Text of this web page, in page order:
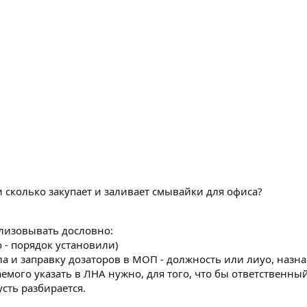
закупает и заливает смывайки для офиса?
дословно:
порядок установили)
и заправку дозаторов в МОП - должность или лиуо,
указать в ЛНА нужно, для того, что бы
разбирается.